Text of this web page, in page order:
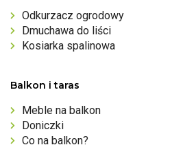
Odkurzacz ogrodowy
Dmuchawa do liści
Kosiarka spalinowa
Balkon i taras
Meble na balkon
Doniczki
Co na balkon?